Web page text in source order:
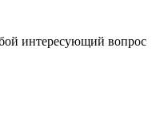
интересующий вопрос